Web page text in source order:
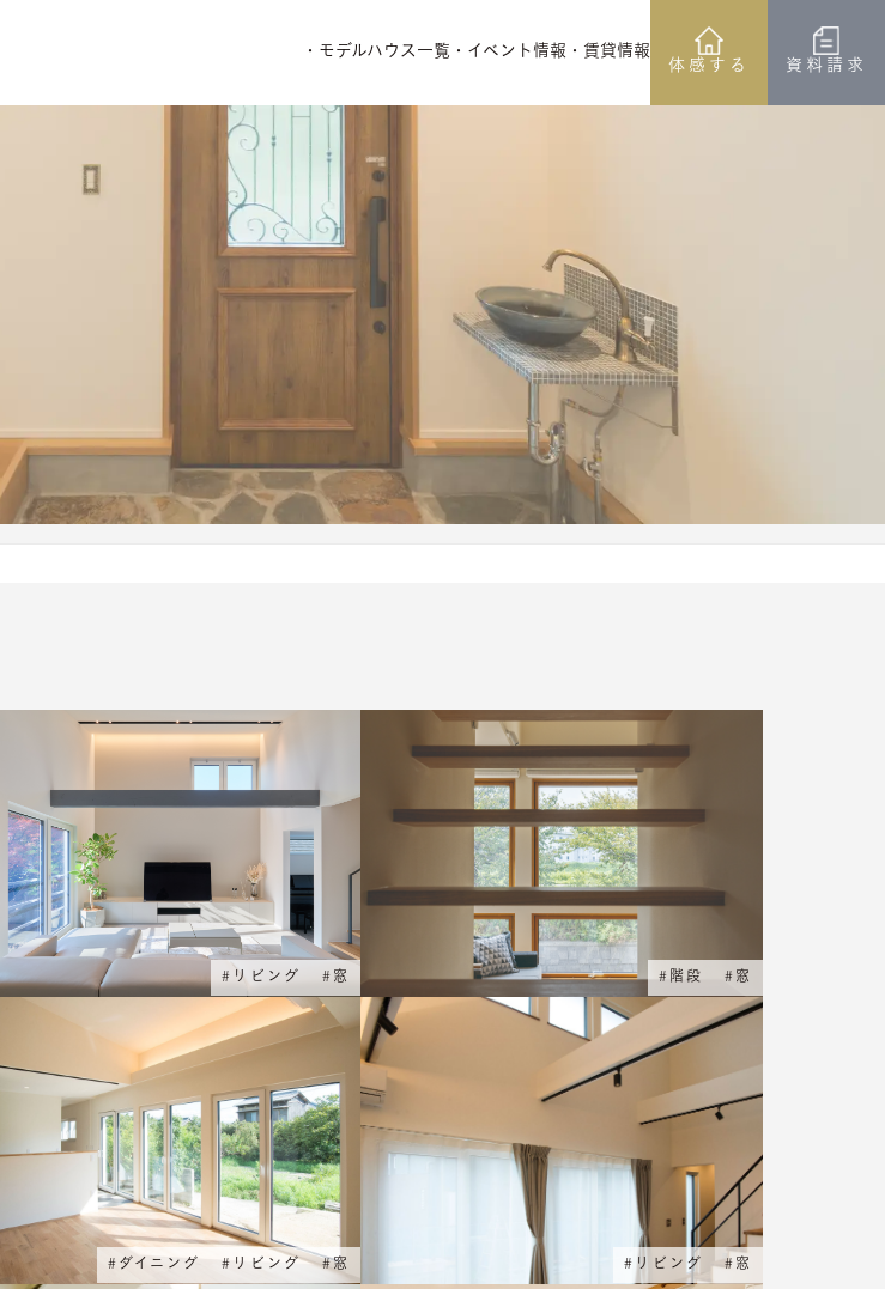
・モデルハウス一覧 ・イベント情報 ・賃貸情報
体感する
資料請求
・モデルハウス一覧 ・イベント情報 ・賃貸情報
体感する
資料請求
# リビング # 窓 # 階段 # 窓
# ダイニング # リビング #窓 # リビング # 窓